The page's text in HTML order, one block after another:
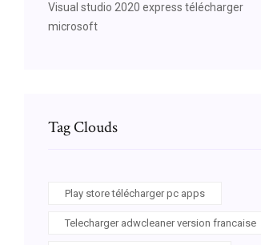
Visual studio 2020 express télécharger
microsoft
Tag Clouds
Play store télécharger pc apps
Telecharger adwcleaner version francaise